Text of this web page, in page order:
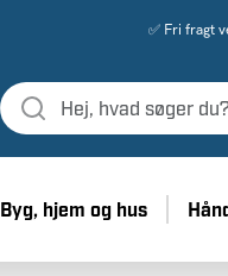
✅ Fri fragt
Byg, hjem og hus